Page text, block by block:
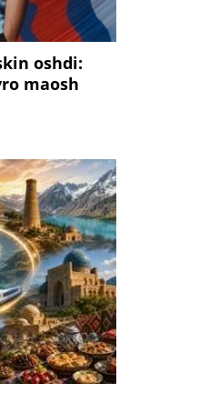
oshdi:
maosh